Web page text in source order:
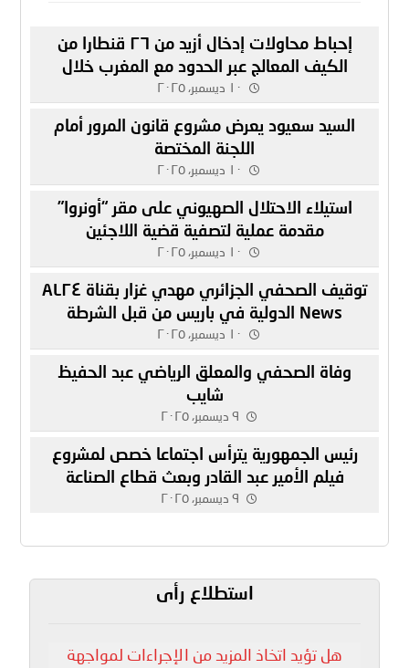
إحباط محاولات إدخال أزيد من ٢٦ قنطارا من
الكيف المعالج عبر الحدود مع المغرب خلال
أسبوع ١٠ ديسمبر، ٢٠٢٥
السيد سعيود يعرض مشروع قانون المرور أمام
اللجنة المختصة
١٠ ديسمبر، ٢٠٢٥
استيلاء الاحتلال الصهيوني على مقر “أونروا”
مقدمة عملية لتصفية قضية اللاجئين
١٠ ديسمبر، ٢٠٢٥
توقيف الصحفي الجزائري مهدي غزار بقناة AL٢٤
News الدولية في باريس من قبل الشرطة
الفرنسية١٠ ديسمبر، ٢٠٢٥
وفاة الصحفي والمعلق الرياضي عبد الحفيظ
شايب
٩ ديسمبر، ٢٠٢٥
رئيس الجمهورية يترأس اجتماعا خصص لمشروع
فيلم الأمير عبد القادر وبعث قطاع الصناعة
السينماتوغرافية
٩ ديسمبر، ٢٠٢٥
استطلاع رأى
هل تؤيد اتخاذ المزيد من الإجراءات لمواجهة